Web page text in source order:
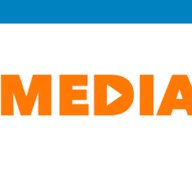
en JESUS !